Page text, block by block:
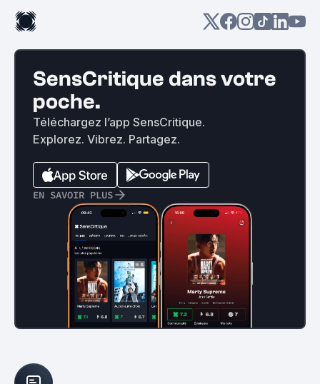
SensCritique dans votre
poche.
Téléchargez l’app SensCritique.
Explorez. Vibrez. Partagez.
EN SAVOIR PLUS